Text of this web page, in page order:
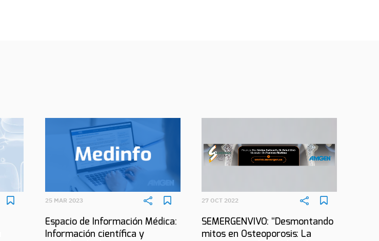
25 MAR 2023
Espacio de Información Médica:
Información científica y
27 OCT 2022
SEMERGENVIVO: “Desmontando
mitos en Osteoporosis: La